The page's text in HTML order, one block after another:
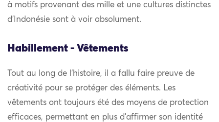
à motifs provenant des mille et une cultures distinctes
d’Indonésie sont à voir absolument.
Habillement - Vêtements
Tout au long de l’histoire, il a fallu faire preuve de
créativité pour se protéger des éléments. Les
vêtements ont toujours été des moyens de protection
efficaces, permettant en plus d’affirmer son identité